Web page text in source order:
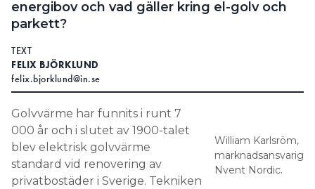
Läs E-tidningen
Om tidningen
Kontakt
Personuppgifter
Search for:
SEARCH
energibov och vad gäller kring el-golv och
parkett?
TEXT
FELIX BJÖRKLUND
felix.bjorklund@in.se
William Karlsröm,
marknadsansvarig
Nvent Nordic.
Golvvärme har funnits i runt 7
000 år och i slutet av 1900-talet
blev elektrisk golvvärme
standard vid renovering av
privatbostäder i Sverige. Tekniken